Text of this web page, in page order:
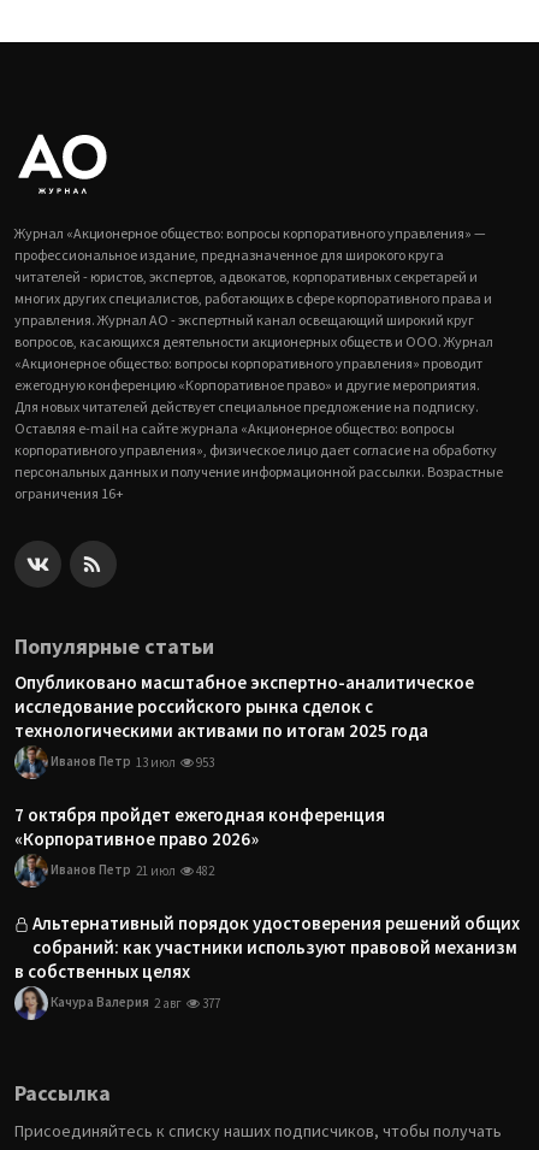
Журнал «Акционерное общество: вопросы корпоративного управления» —
профессиональное издание, предназначенное для широкого круга
читателей - юристов, экспертов, адвокатов, корпоративных секретарей и
многих других специалистов, работающих в сфере корпоративного права и
управления. Журнал АО - экспертный канал освещающий широкий круг
вопросов, касающихся деятельности акционерных обществ и ООО. Журнал
«Акционерное общество: вопросы корпоративного управления» проводит
ежегодную конференцию «Корпоративное право» и другие мероприятия.
Для новых читателей действует специальное предложение на подписку.
Оставляя e-mail на сайте журнала «Акционерное общество: вопросы
корпоративного управления», физическое лицо дает согласие на обработку
персональных данных и получение информационной рассылки. Возрастные
ограничения 16+
Популярные статьи
Опубликовано масштабное экспертно-аналитическое
исследование российского рынка сделок с
технологическими активами по итогам 2025 года
Иванов Петр 13 июл 953
7 октября пройдет ежегодная конференция
«Корпоративное право 2026»
Иванов Петр 21 июл 482
Альтернативный порядок удостоверения решений общих
собраний: как участники используют правовой механизм
в собственных целях
Качура Валерия 2 авг 377
Рассылка
Присоединяйтесь к списку наших подписчиков, чтобы получать